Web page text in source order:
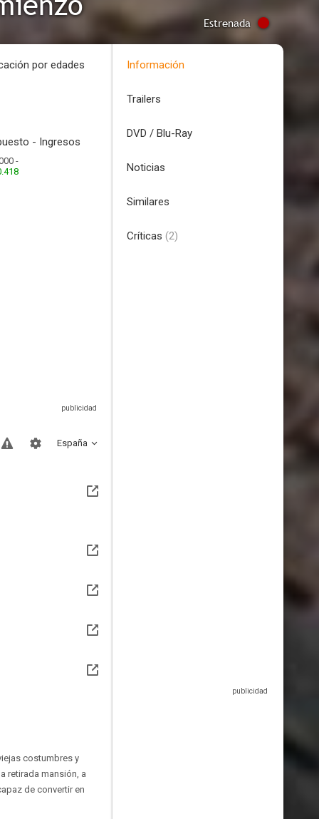
Estrenada
por edades
- Ingresos
-
España
costumbres y
retirada mansión, a
de convertir en
Información
Trailers
DVD / Blu-Ray
Noticias
Similares
Críticas (2)